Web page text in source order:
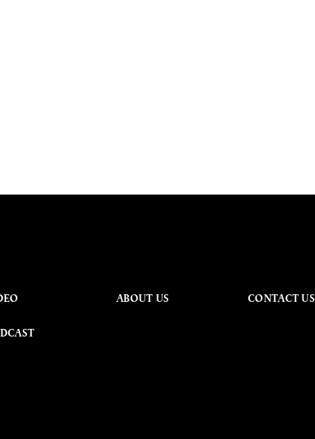
ABOUT US CONTACT US